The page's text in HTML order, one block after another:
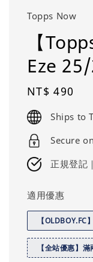
Topps Now
【
Eze
Regular
price
NT$ 490
Ships to
Secure
正規登記
適用優惠
【OLDBOY.FC
【全站優惠】